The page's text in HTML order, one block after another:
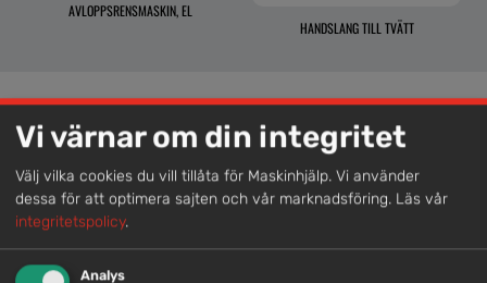
AVLOPPSRENSMASKIN, EL
HANDSLANG TILL TVÄTT
Lokal kompetens
Genom att samla våra medarbetare lokalt erbjuder vi
helhetslösningar.
Vi värnar om din integritet
Välj vilka cookies du vill tillåta för Maskinhjälp. Vi använder
dessa för att optimera sajten och vår marknadsföring. Läs vår
integritetspolicy.
Analys